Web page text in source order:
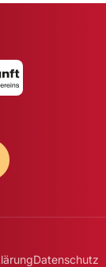
Datenschutz